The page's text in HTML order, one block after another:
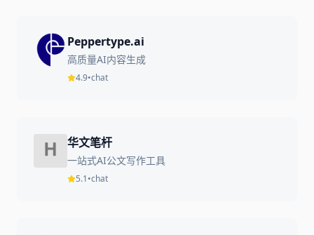
Peppertype.ai
高质量AI内容生成
4.9•chat
华文笔杆
一站式AI公文写作工具
5.1•chat